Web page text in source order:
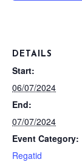
DETAILS
Start:
06/07/2024
End:
07/07/2024
Event Category:
Regatid